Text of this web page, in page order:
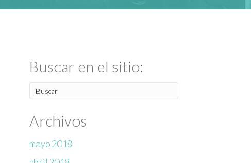
Buscar en el sitio:
Archivos
mayo 2018